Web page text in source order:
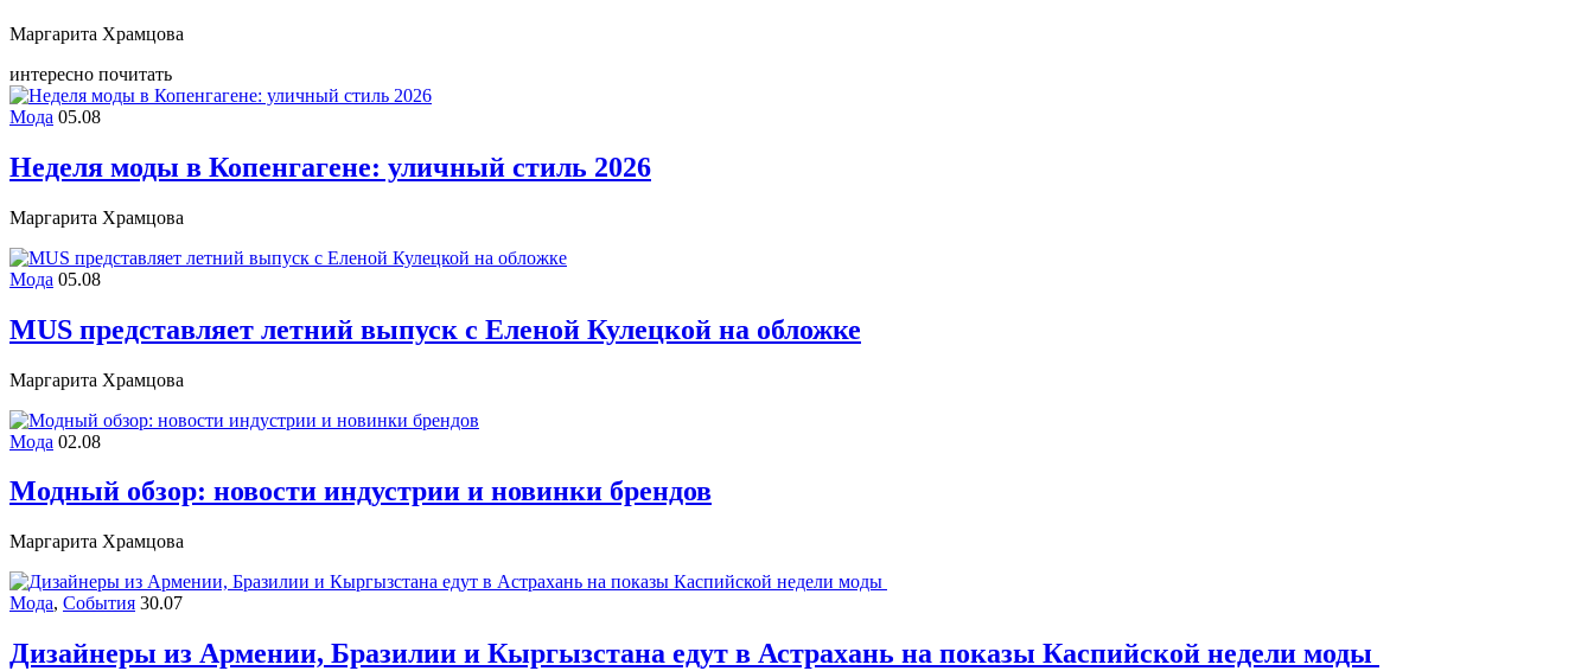
Маргарита Храмцова
интересно почитать
Мода 05.08
Неделя моды в Копенгагене: уличный стиль 2026
Маргарита Храмцова
Мода 05.08
MUS представляет летний выпуск с Еленой Кулецкой на обложке
Маргарита Храмцова
Мода 02.08
Модный обзор: новости индустрии и новинки брендов
Маргарита Храмцова
Мода, События 30.07
Дизайнеры из Армении, Бразилии и Кыргызстана едут в Астрахань на показы Каспийской недели моды